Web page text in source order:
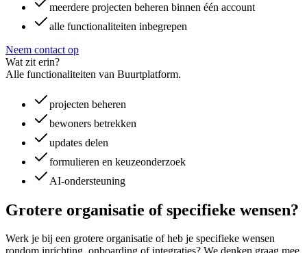
meerdere projecten beheren binnen één account
alle functionaliteiten inbegrepen
Neem contact op
Wat zit erin?
Alle functionaliteiten van Buurtplatform.
projecten beheren
bewoners betrekken
updates delen
formulieren en keuzeonderzoek
AI-ondersteuning
Grotere organisatie of specifieke wensen?
Werk je bij een grotere organisatie of heb je specifieke wensen